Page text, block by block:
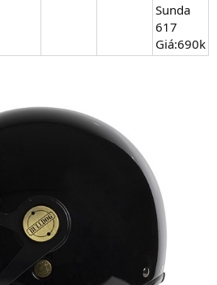
Sunda
617
Giá:690k